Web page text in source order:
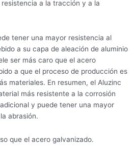
a la tracción y a la
tener una mayor resistencia al
a su capa de aleación de aluminio
ser más caro que el acero
a que el proceso de producción es
materiales. En resumen, el Aluzinc
más resistente a la corrosión
y puede tener una mayor
abrasión.
que el acero galvanizado.